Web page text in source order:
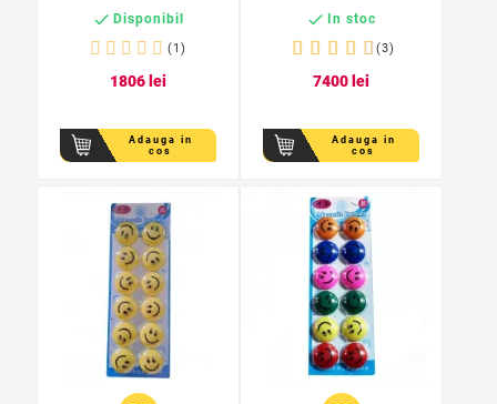
 Disponibil
(1)
1806 lei
Adauga in
cos
ProCart
 In stoc
(3)
7400 lei
Adauga in
cos